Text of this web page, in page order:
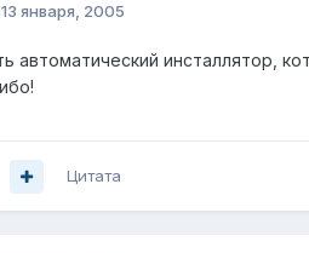
13 января, 2005
автоматический инсталлятор,
Цитата